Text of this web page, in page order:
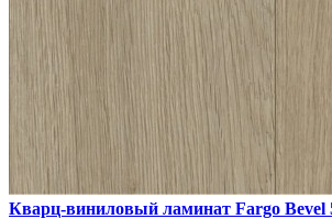
Кварц-виниловый ламинат Fargo Bevel